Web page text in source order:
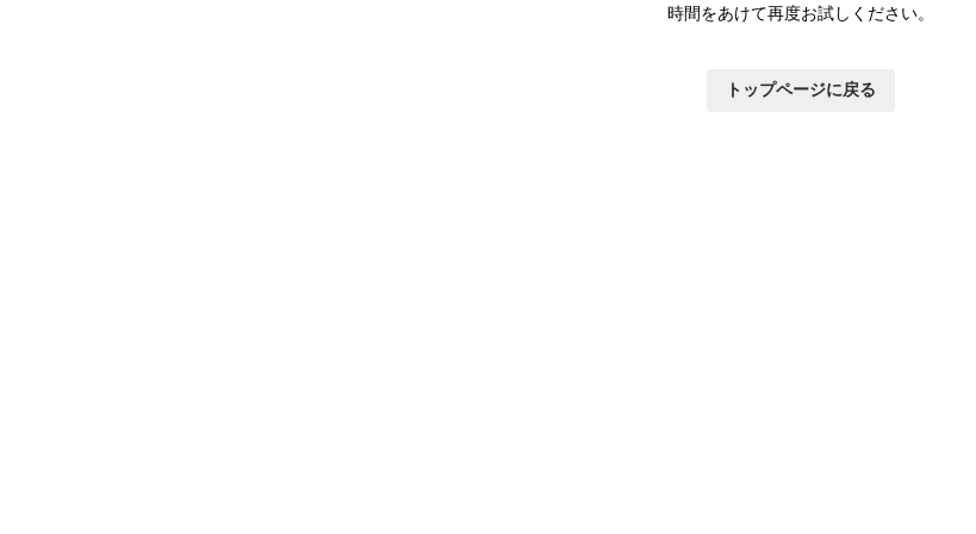
時間をあけて再度お試しください。
トップページに戻る